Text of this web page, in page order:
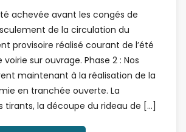
achevée avant les congés de
de la circulation du
provisoire réalisé courant de l’été
sur ouvrage. Phase 2 : Nos
maintenant à la réalisation de la
en tranchée ouverte. La
tirants, la découpe du rideau de […]